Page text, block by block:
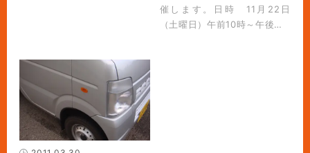
催します。日時 11月22日
（土曜日）午前10時～午後…